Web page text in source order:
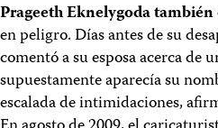
Prageeth Eknelygoda también
en peligro. Días antes de su
comentó a su esposa acerca de
supuestamente aparecía su
escalada de intimidaciones,